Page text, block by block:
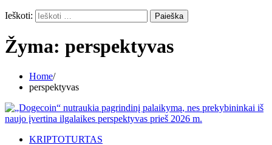
Ieškoti:
Žyma: perspektyvas
Home
perspektyvas
KRIPTOTURTAS